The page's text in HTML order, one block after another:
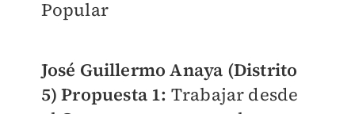
Popular
José Guillermo Anaya (Distrito
5) Propuesta 1: Trabajar desde